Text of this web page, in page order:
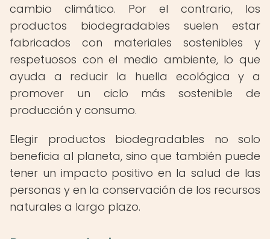
cambio climático. Por el contrario, los
productos biodegradables suelen estar
fabricados con materiales sostenibles y
respetuosos con el medio ambiente, lo que
ayuda a reducir la huella ecológica y a
promover un ciclo más sostenible de
producción y consumo.
Elegir productos biodegradables no solo
beneficia al planeta, sino que también puede
tener un impacto positivo en la salud de las
personas y en la conservación de los recursos
naturales a largo plazo.